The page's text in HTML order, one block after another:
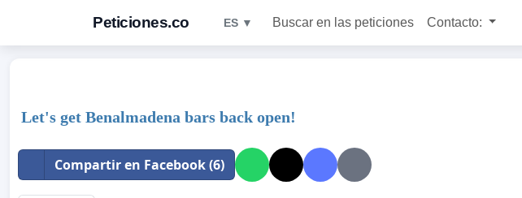
Peticiones.co ES ▼ Buscar en las peticiones Contacto:
Let's get Benalmadena bars back open!
Compartir en Facebook (6)